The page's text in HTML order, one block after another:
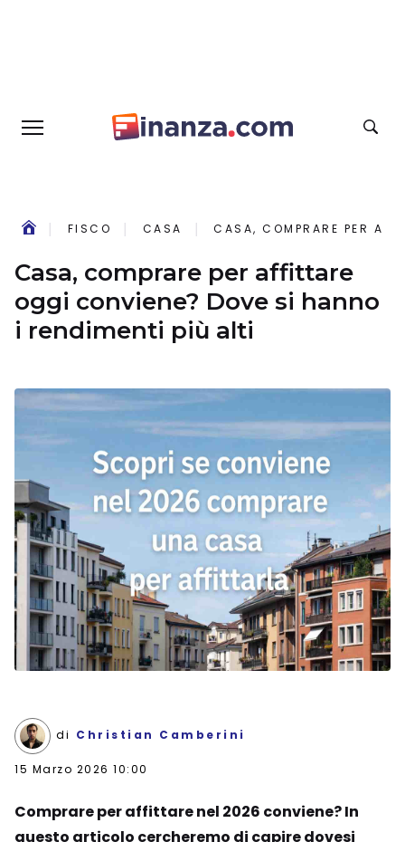
FISCO CASA CASA, COMPRARE PER
Casa, comprare per affittare
oggi conviene? Dove si hanno
i rendimenti più alti
di Christian Camberini
15 Marzo 2026 10:00
Comprare per affittare nel 2026 conviene? In
questo articolo cercheremo di capire dovesi